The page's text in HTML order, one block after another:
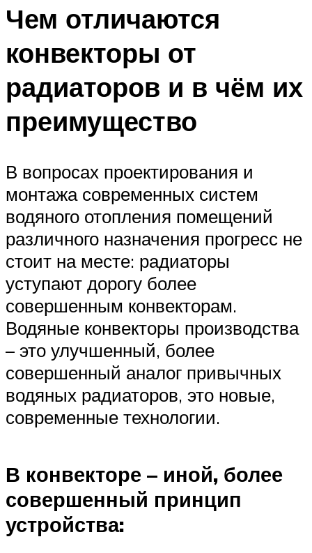
Чем отличаются
конвекторы от
радиаторов и в чём их
преимущество
В вопросах проектирования и
монтажа современных систем
водяного отопления помещений
различного назначения прогресс не
стоит на месте: радиаторы
уступают дорогу более
совершенным конвекторам.
Водяные конвекторы производства
– это улучшенный, более
совершенный аналог привычных
водяных радиаторов, это новые,
современные технологии.
В конвекторе – иной, более
совершенный принцип
устройства: